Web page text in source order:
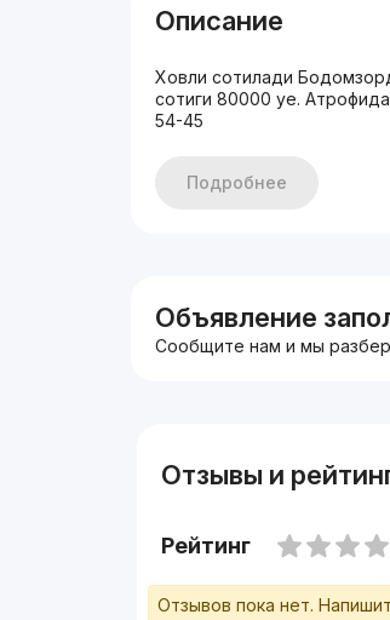
Описание
Ховли сотилади
сотиги 80000 уе.
54-45
Подробнее
Объявление
Сообщите нам и мы
Отзывы и
Рейтинг
Отзывов пока нет.